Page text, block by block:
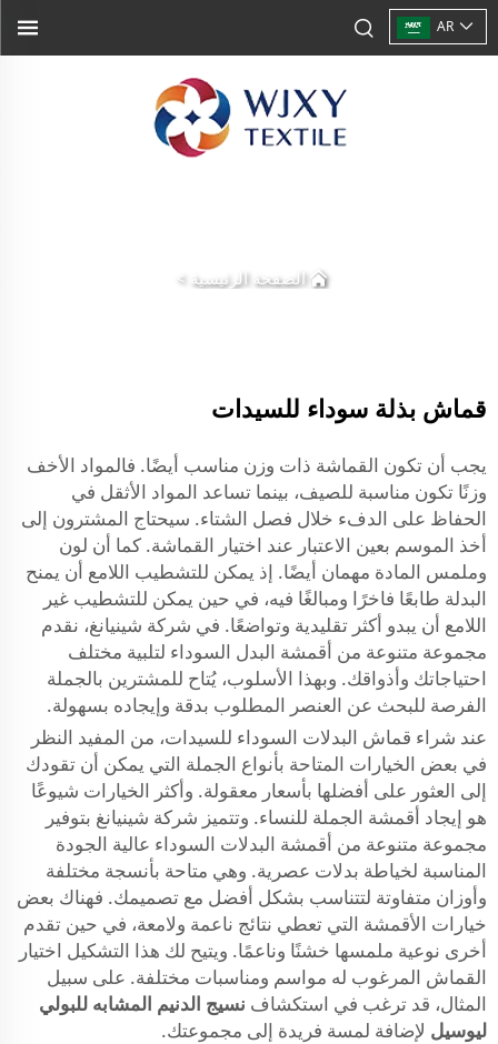
AR
الصفحة الرئيسية >
قماش بذلة سوداء للسيدات
يجب أن تكون القماشة ذات وزن مناسب أيضًا. فالمواد الأخف
وزنًا تكون مناسبة للصيف، بينما تساعد المواد الأثقل في
الحفاظ على الدفء خلال فصل الشتاء. سيحتاج المشترون إلى
أخذ الموسم بعين الاعتبار عند اختيار القماشة. كما أن لون
وملمس المادة مهمان أيضًا. إذ يمكن للتشطيب اللامع أن يمنح
البدلة طابعًا فاخرًا ومبالغًا فيه، في حين يمكن للتشطيب غير
اللامع أن يبدو أكثر تقليدية وتواضعًا. في شركة شينيانغ، نقدم
مجموعة متنوعة من أقمشة البدل السوداء لتلبية مختلف
احتياجاتك وأذواقك. وبهذا الأسلوب، يُتاح للمشترين بالجملة
الفرصة للبحث عن العنصر المطلوب بدقة وإيجاده بسهولة.
عند شراء قماش البدلات السوداء للسيدات، من المفيد النظر
في بعض الخيارات المتاحة بأنواع الجملة التي يمكن أن تقودك
إلى العثور على أفضلها بأسعار معقولة. وأكثر الخيارات شيوعًا
هو إيجاد أقمشة الجملة للنساء. وتتميز شركة شينيانغ بتوفير
مجموعة متنوعة من أقمشة البدلات السوداء عالية الجودة
المناسبة لخياطة بدلات عصرية. وهي متاحة بأنسجة مختلفة
وأوزان متفاوتة لتتناسب بشكل أفضل مع تصميمك. فهناك بعض
خيارات الأقمشة التي تعطي نتائج ناعمة ولامعة، في حين تقدم
أخرى نوعية ملمسها خشنًا وناعمًا. ويتيح لك هذا التشكيل اختيار
القماش المرغوب له مواسم ومناسبات مختلفة. على سبيل
المثال، قد ترغب في استكشاف نسيج الدنيم المشابه للبولي
ليوسيل لإضافة لمسة فريدة إلى مجموعتك.